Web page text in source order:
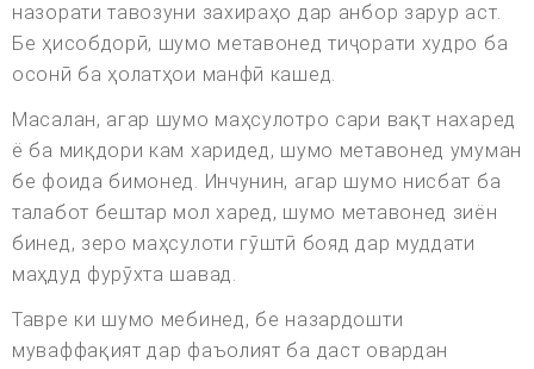
назорати тавозуни захираҳо дар анбор зарур аст.
Бе ҳисобдорӣ, шумо метавонед тиҷорати худро ба
осонӣ ба ҳолатҳои манфӣ кашед.
Масалан, агар шумо маҳсулотро сари вақт нахаред
ё ба миқдори кам харидед, шумо метавонед умуман
бе фоида бимонед. Инчунин, агар шумо нисбат ба
талабот бештар мол харед, шумо метавонед зиён
бинед, зеро маҳсулоти гӯштӣ бояд дар муддати
маҳдуд фурӯхта шавад.
Тавре ки шумо мебинед, бе назардошти
муваффақият дар фаъолият ба даст овардан